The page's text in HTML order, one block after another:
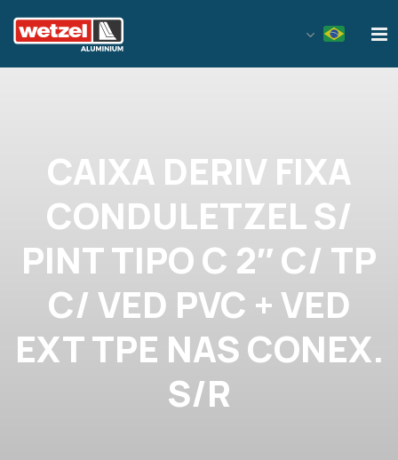
CAIXA DERIV FIXA
CONDULETZEL S/
PINT TIPO C 2″ C/ TP
C/ VED PVC + VED
EXT TPE NAS CONEX.
S/R